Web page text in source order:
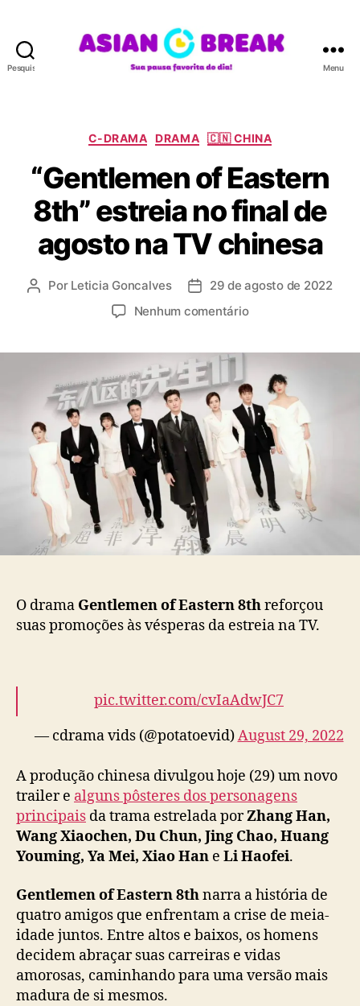
Pesquisar
A
B
R
E
A
K
Menu
C
t
e
g
o
r
i
C-DRAMA DRAMA 🇨🇳 CHINA
“Gentlemen of Eastern
8th” estreia no final de
agosto na TV chinesa
A
r
o
s
t
Por Leticia Goncalves
D
d
e
p
b
l
a
ç
ã
o
29 de agosto de 2022
Nenhum comentárioe
e
n
t
m
e
n
o
E
t
e
t
”
s
r
e
i
a
o
f
i
n
l
O drama Gentlemen of Eastern 8threforçou
suas promoções às vésperas da estreia na TV.
pic.twitter.com/cvIaAdwJC7
— cdrama vids (@potatoevid)August 29, 2022
A produção chinesa divulgou hoje (29) um novo
trailer e alguns pôsteres dos personagens
principais da trama estrelada porZhang Han,
Wang Xiaochen, Du Chun, Jing Chao, Huang
Youming, Ya Mei, Xiao Han e Li Haofei.
Gentlemen of Eastern 8thnarra a história de
quatro amigos que enfrentam a crise de meia-
idade juntos. Entre altos e baixos, os homens
decidem abraçar suas carreiras e vidas
amorosas, caminhando para uma versão mais
madura de si mesmos.